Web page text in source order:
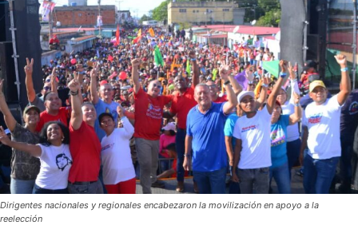
Dirigentes nacionales y regionales encabezaron la movilización en apoyo a la
reelección